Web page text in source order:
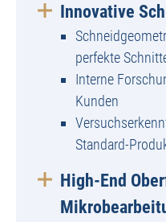
Innovative
perfekte
Interne
Kunden
Standard-
High-End